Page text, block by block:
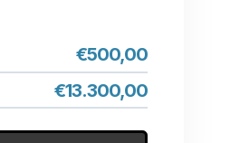
€500,00
€13.300,00